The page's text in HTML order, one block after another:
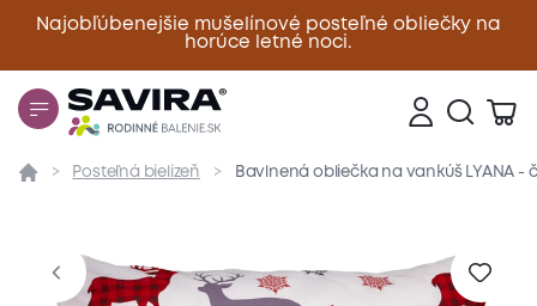
Najobľúbenejšie mušelínové posteľné obliečky na
horúce letné noci.
Zavrieť
Prehľad Parametre Popis produktu
Posteľná bielizeň Bavlnená obliečka na vankúš LYANA -